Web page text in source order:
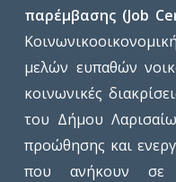
παρέμβασης (Job
μελών ευπαθών
κοινωνικές
του Δήμου
προώθησης και
που ανήκουν σε